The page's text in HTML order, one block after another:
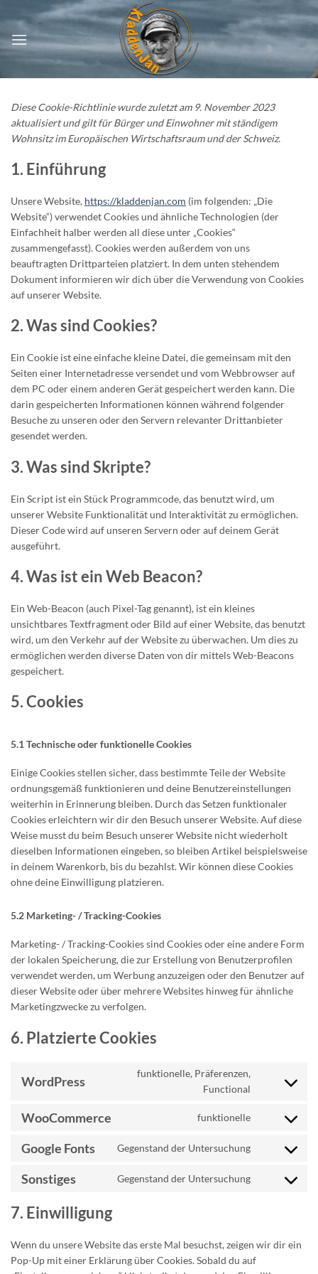
Inhalt
springen
Diese Cookie-Richtlinie wurde zuletzt am 9. November 2023
aktualisiert und gilt für Bürger und Einwohner mit ständigem
Wohnsitz im Europäischen Wirtschaftsraum und der Schweiz.
1. Einführung
Unsere Website, https://kladdenjan.com (im folgenden: „Die
Website“) verwendet Cookies und ähnliche Technologien (der
Einfachheit halber werden all diese unter „Cookies“
zusammengefasst). Cookies werden außerdem von uns
beauftragten Drittparteien platziert. In dem unten stehendem
Dokument informieren wir dich über die Verwendung von Cookies
auf unserer Website.
2. Was sind Cookies?
Ein Cookie ist eine einfache kleine Datei, die gemeinsam mit den
Seiten einer Internetadresse versendet und vom Webbrowser auf
dem PC oder einem anderen Gerät gespeichert werden kann. Die
darin gespeicherten Informationen können während folgender
Besuche zu unseren oder den Servern relevanter Drittanbieter
gesendet werden.
3. Was sind Skripte?
Ein Script ist ein Stück Programmcode, das benutzt wird, um
unserer Website Funktionalität und Interaktivität zu ermöglichen.
Dieser Code wird auf unseren Servern oder auf deinem Gerät
ausgeführt.
4. Was ist ein Web Beacon?
Ein Web-Beacon (auch Pixel-Tag genannt), ist ein kleines
unsichtbares Textfragment oder Bild auf einer Website, das benutzt
wird, um den Verkehr auf der Website zu überwachen. Um dies zu
ermöglichen werden diverse Daten von dir mittels Web-Beacons
gespeichert.
5. Cookies
5.1 Technische oder funktionelle Cookies
Einige Cookies stellen sicher, dass bestimmte Teile der Website
ordnungsgemäß funktionieren und deine Benutzereinstellungen
weiterhin in Erinnerung bleiben. Durch das Setzen funktionaler
Cookies erleichtern wir dir den Besuch unserer Website. Auf diese
Weise musst du beim Besuch unserer Website nicht wiederholt
dieselben Informationen eingeben, so bleiben Artikel beispielsweise
in deinem Warenkorb, bis du bezahlst. Wir können diese Cookies
ohne deine Einwilligung platzieren.
5.2 Marketing- / Tracking-Cookies
Marketing- / Tracking-Cookies sind Cookies oder eine andere Form
der lokalen Speicherung, die zur Erstellung von Benutzerprofilen
verwendet werden, um Werbung anzuzeigen oder den Benutzer auf
dieser Website oder über mehrere Websites hinweg für ähnliche
Marketingzwecke zu verfolgen.
6. Platzierte Cookies
WordPress
funktionelle, Präferenzen,
Functional
Consent
service
WooCommerce funktionelle
Consent
service
Google Fonts Gegenstand der Untersuchung
Consent
service
Sonstiges Gegenstand der Untersuchung
Consent
7. Einwilligung
Wenn du unsere Website das erste Mal besuchst, zeigen wir dir ein
Pop-Up mit einer Erklärung über Cookies. Sobald du auf